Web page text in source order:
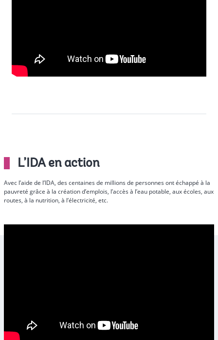
L’IDA en action
Avec l’aide de l’IDA, des centaines de millions de personnes ont échappé à la
pauvreté grâce à la création d’emplois, l’accès à l’eau potable, aux écoles, aux
routes, à la nutrition, à l’électricité, etc.